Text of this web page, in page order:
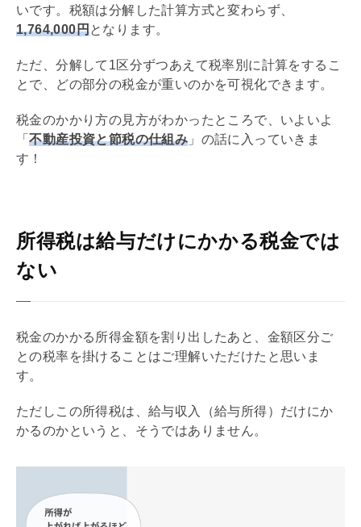
いです。税額は分解した計算方式と変わらず、
1,764,000円となります。
ただ、分解して1区分ずつあえて税率別に計算をするこ
とで、どの部分の税金が重いのかを可視化できます。
税金のかかり方の見方がわかったところで、いよいよ
「不動産投資と節税の仕組み 」の話に入っていきま
す！
所得税は給与だけにかかる税金では
ない
税金のかかる所得金額を割り出したあと、金額区分ご
との税率を掛けることはご理解いただけたと思いま
す。
ただしこの所得税は、給与収入（給与所得）だけにか
かるのかというと、そうではありません。